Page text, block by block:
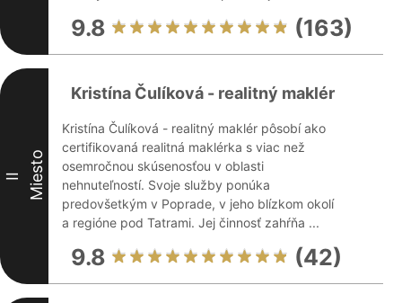
9.8 (163)
II Miesto
Kristína Čulíková - realitný maklér
Kristína Čulíková - realitný maklér pôsobí ako
certifikovaná realitná maklérka s viac než
osemročnou skúsenosťou v oblasti
nehnuteľností. Svoje služby ponúka
predovšetkým v Poprade, v jeho blízkom okolí
a regióne pod Tatrami. Jej činnosť zahŕňa ...
9.8 (42)